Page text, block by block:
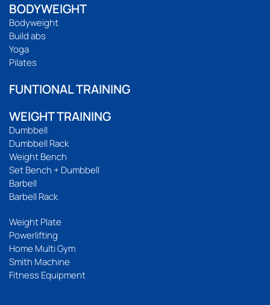
BODYWEIGHT
Bodyweight
Build abs
Yoga
Pilates
FUNTIONAL TRAINING
WEIGHT TRAINING
Dumbbell
Dumbbell Rack
Weight Bench
Set Bench + Dumbbell
Barbell
Barbell Rack
Weight Plate
Powerlifting
Home Multi Gym
Smith Machine
Fitness Equipment